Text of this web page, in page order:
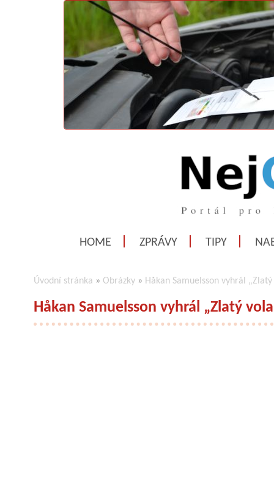
HOME ZPRÁVY TIPY
Úvodní stránka » Obrázky » Håkan Samuelsson vyhrál
Håkan Samuelsson vyhrál „Zlatý